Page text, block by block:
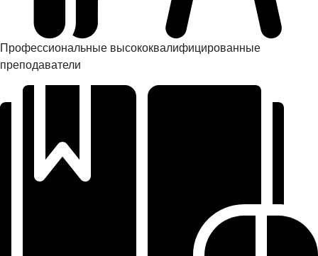
Профессиональные высококвалифицированные
преподаватели